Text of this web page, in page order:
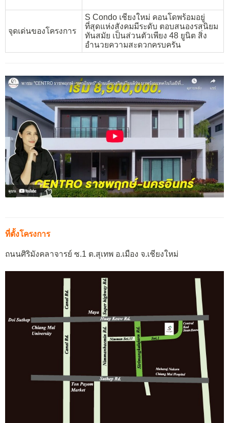
จุดเด่นของโครงการ
S Condo เชียงใหม่ คอนโดพร้อมอยู่
ที่สุดแห่งสังคมมีระดับ ตอบสนองรสนิยม
ทันสมัย เป็นส่วนตัวเพียง 48 ยูนิต สิ่ง
อำนวยความสะดวกครบครัน
ที่ตั้งโครงการ
ถนนศิริมังคลาจารย์ ซ.1 ต.สุเทพ อ.เมือง จ.เชียงใหม่